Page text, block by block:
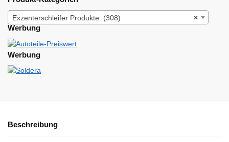
×
Exzenterschleifer Produkte (308)
Werbung
Werbung
Beschreibung